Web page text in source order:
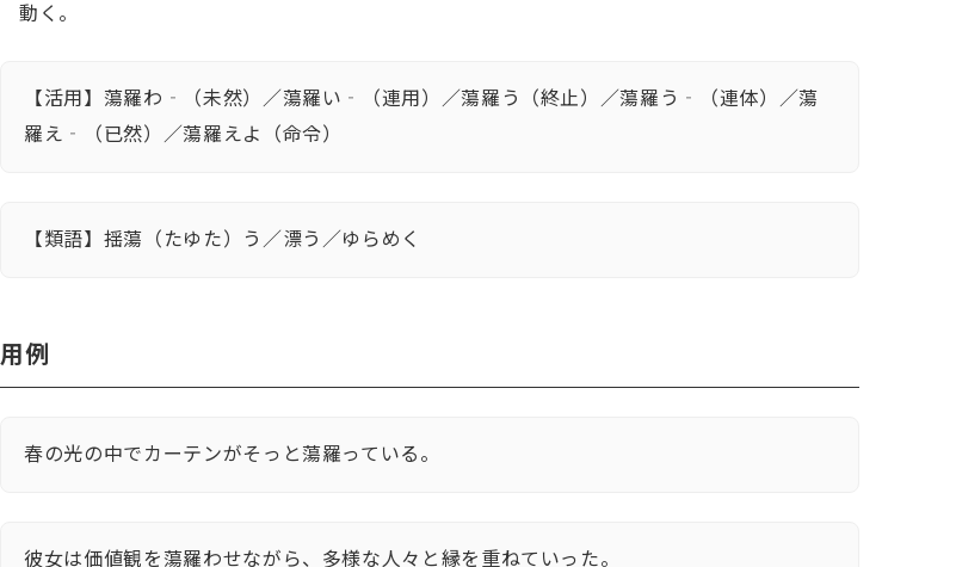
動く。
【活用】蕩羅わ‐（未然）／蕩羅い‐（連用）／蕩羅う（終止）／蕩羅う‐（連体）／蕩
羅え‐（已然）／蕩羅えよ（命令）
【類語】揺蕩（たゆた）う／漂う／ゆらめく
用例
春の光の中でカーテンがそっと蕩羅っている。
彼女は価値観を蕩羅わせながら、多様な人々と縁を重ねていった。